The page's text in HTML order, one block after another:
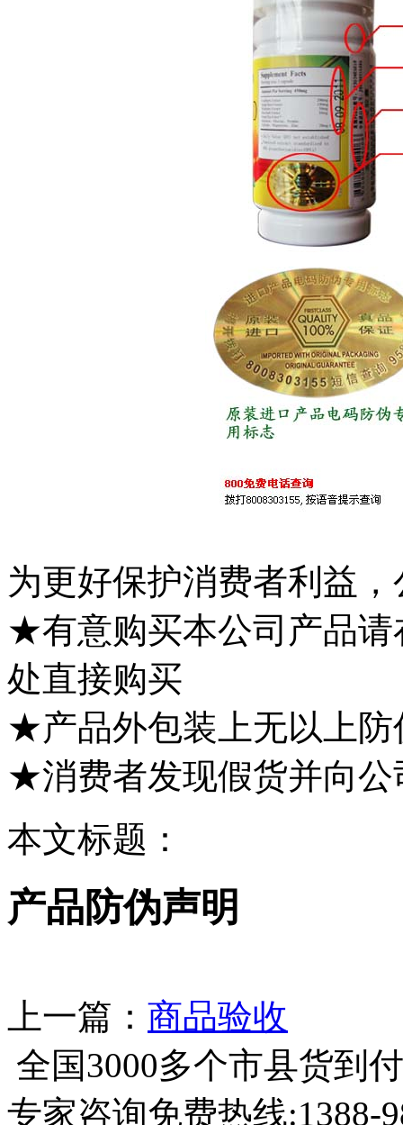
为更好保护消费者利益
★有意购买本公司产品请
处直接购买
★产品外包装上无以上防
★消费者发现假货并向公
本文标题：
产品防伪声明
上一篇： 商品验收
全国3000多个市县货到
专家咨询免费热线:1388-